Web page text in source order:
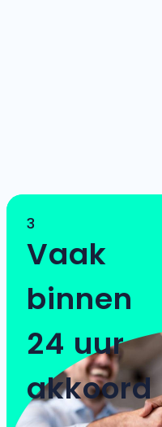
3
Vaak
binnen
24 uur
akkoord